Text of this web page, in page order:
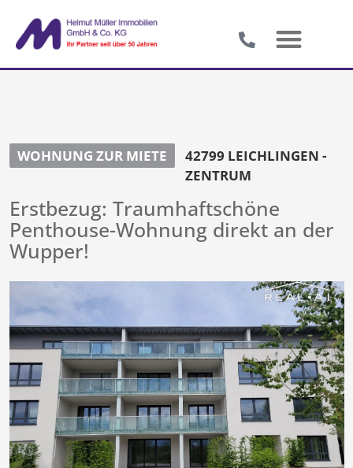
WOHNUNG ZUR MIETE
42799 LEICHLINGEN -
ZENTRUM
Erstbezug: Traumhaftschöne
Penthouse-Wohnung direkt an der
Wupper!